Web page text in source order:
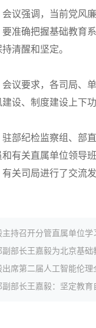
强调，当前党风廉
要准确把握基础教育
清醒和坚定。
要求，各司局、单
建设、制度建设上下
纪检监察组、部直
和有关直属单位领导
有关司局进行了交流
主持召开分管直属单位学
副部长王嘉毅为北京基础
出席第二届人工智能伦理